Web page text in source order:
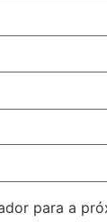
para a